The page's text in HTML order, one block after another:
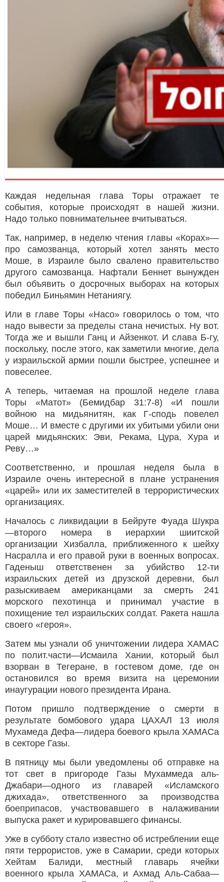
Каждая недельная глава Торы отражает те
события, которые происходят в нашей жизни.
Надо только повнимательнее вчитываться.
Так, например, в неделю чтения главы «Корах»—
про самозванца, который хотел занять место
Моше, в Израиле было свалено правительство
другого самозванца. Нафтали Беннет вынужден
был объявить о досрочных выборах на которых
победил Биньямин Нетаниягу.
Или в главе Торы «Насо» говорилось о том, что
надо вывести за пределы стана нечистых. Ну вот.
Тогда же и вышли Ганц и Айзенкот. И слава Б-гу,
поскольку, после этого, как заметили многие, дела
у израильской армии пошли быстрее, успешнее и
повеселее.
А теперь, читаемая на прошлой неделе глава
Торы «Матот» (Бемидбар 31:7-8) «И пошли
войною на мидьянитян, как Г-сподь повелел
Моше… И вместе с другими их убитыми убили они
царей мидьянских: Эви, Рекама, Цура, Хура и
Реву…»
Соответственно, и прошлая неделя была в
Израиле очень интересной в плане устранения
«царей» или их заместителей в террористических
организациях.
Началось с ликвидации в Бейруте Фуада Шукра
—второго номера в иерархии шиитской
организации Хизбалла, приближенного к шейху
Насралла и его правой руки в военных вопросах.
Гаденыш ответственен за убийство 12-ти
израильских детей из друзской деревни, был
разыскиваем американцами за смерть 241
морского пехотинца и принимал участие в
похищение тел израильских солдат. Ракета нашла
своего «героя».
Затем мы узнали об уничтожении лидера ХАМАС
по полит.части—Исмаила Хании, который был
взорван в Тегеране, в гостевом доме, где он
остановился во время визита на церемонии
инаугурации нового президента Ирана.
Потом пришло подтверждение о смерти в
результате бомбового удара ЦАХАЛ 13 июля
Мухамеда Дефа—лидера боевого крыла ХАМАСа
в секторе Газы.
В пятницу мы были уведомлены об отправке на
тот свет в пригороде Газы Мухаммеда аль-
Джабари—одного из главарей «Исламского
джихада», ответственного за производства
боеприпасов, участвовавшего в налаживании
выпуска ракет и курировавшего финансы.
Уже в субботу стало известно об истреблении еще
пяти террористов, уже в Самарии, среди которых
Хейтам Балиди, местный главарь ячейки
военного крыла ХАМАСа, и Ахмад Аль-Сабаа—